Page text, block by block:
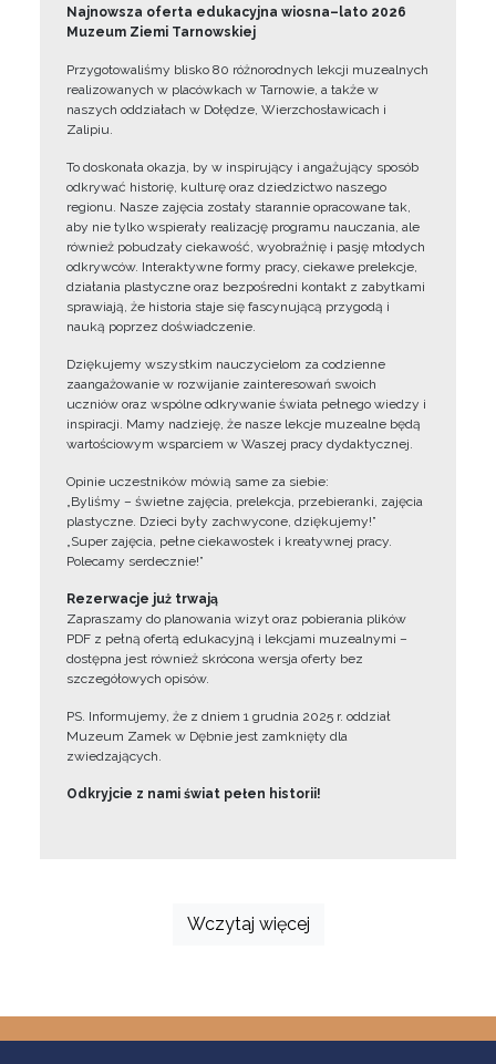
Najnowsza oferta edukacyjna wiosna–lato 2026
Muzeum Ziemi Tarnowskiej
Przygotowaliśmy blisko 80 różnorodnych lekcji muzealnych
realizowanych w placówkach w Tarnowie, a także w
naszych oddziałach w Dołędze, Wierzchosławicach i
Zalipiu.
To doskonała okazja, by w inspirujący i angażujący sposób
odkrywać historię, kulturę oraz dziedzictwo naszego
regionu. Nasze zajęcia zostały starannie opracowane tak,
aby nie tylko wspierały realizację programu nauczania, ale
również pobudzały ciekawość, wyobraźnię i pasję młodych
odkrywców. Interaktywne formy pracy, ciekawe prelekcje,
działania plastyczne oraz bezpośredni kontakt z zabytkami
sprawiają, że historia staje się fascynującą przygodą i
nauką poprzez doświadczenie.
Dziękujemy wszystkim nauczycielom za codzienne
zaangażowanie w rozwijanie zainteresowań swoich
uczniów oraz wspólne odkrywanie świata pełnego wiedzy i
inspiracji. Mamy nadzieję, że nasze lekcje muzealne będą
wartościowym wsparciem w Waszej pracy dydaktycznej.
Opinie uczestników mówią same za siebie:
„Byliśmy – świetne zajęcia, prelekcja, przebieranki, zajęcia
plastyczne. Dzieci były zachwycone, dziękujemy!”
„Super zajęcia, pełne ciekawostek i kreatywnej pracy.
Polecamy serdecznie!”
Rezerwacje już trwają
Zapraszamy do planowania wizyt oraz pobierania plików
PDF z pełną ofertą edukacyjną i lekcjami muzealnymi –
dostępna jest również skrócona wersja oferty bez
szczegółowych opisów.
PS. Informujemy, że z dniem 1 grudnia 2025 r. oddział
Muzeum Zamek w Dębnie jest zamknięty dla
zwiedzających.
Odkryjcie z nami świat pełen historii!
Wczytaj więcej